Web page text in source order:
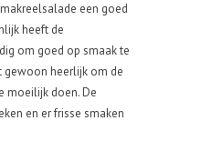
een goed
heeft de
om goed op smaak te
heerlijk om de
moeilijk doen. De
en er frisse smaken